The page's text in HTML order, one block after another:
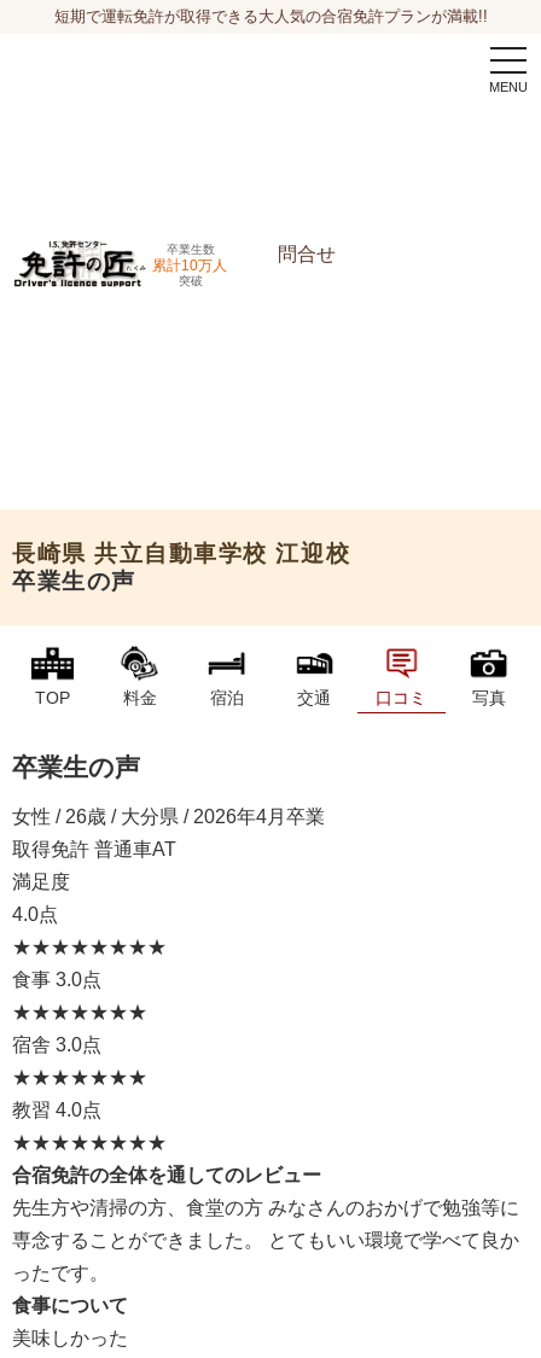
短期で運転免許が取得できる大人気の合宿免許プランが満載!!
卒業生数
累計10万人
突破
問合せ
長崎県 共立自動車学校 江迎校
卒業生の声
TOP 料金 宿泊 交通 口コミ 写真
卒業生の声
女性 / 26歳 / 大分県 / 2026年4月卒業
取得免許 普通車AT
満足度
4.0点
★★★★★★★★
食事 3.0点
★★★★★★★
宿舎 3.0点
★★★★★★★
教習 4.0点
★★★★★★★★
合宿免許の全体を通してのレビュー
先生方や清掃の方、食堂の方 みなさんのおかげで勉強等に
専念することができました。 とてもいい環境で学べて良か
ったです。
食事について
美味しかった